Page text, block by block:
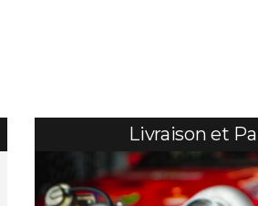
Livraison et